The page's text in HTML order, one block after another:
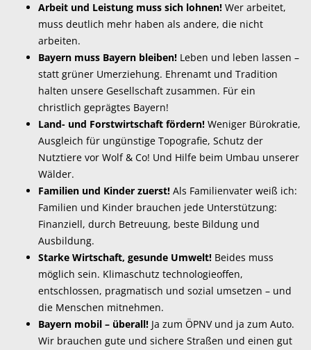
Arbeit und Leistung muss sich lohnen! Wer arbeitet,
muss deutlich mehr haben als andere, die nicht
arbeiten.
Bayern muss Bayern bleiben! Leben und leben lassen –
statt grüner Umerziehung. Ehrenamt und Tradition
halten unsere Gesellschaft zusammen. Für ein
christlich geprägtes Bayern!
Land- und Forstwirtschaft fördern! Weniger Bürokratie,
Ausgleich für ungünstige Topografie, Schutz der
Nutztiere vor Wolf & Co! Und Hilfe beim Umbau unserer
Wälder.
Familien und Kinder zuerst! Als Familienvater weiß ich:
Familien und Kinder brauchen jede Unterstützung:
Finanziell, durch Betreuung, beste Bildung und
Ausbildung.
Starke Wirtschaft, gesunde Umwelt! Beides muss
möglich sein. Klimaschutz technologieoffen,
entschlossen, pragmatisch und sozial umsetzen – und
die Menschen mitnehmen.
Bayern mobil – überall! Ja zum ÖPNV und ja zum Auto.
Wir brauchen gute und sichere Straßen und einen gut